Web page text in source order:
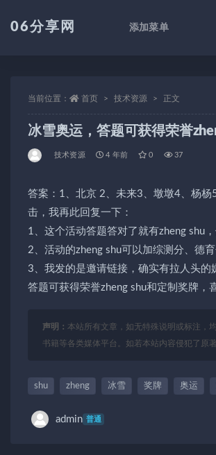
06分享网 添加菜单
当前位置： 首页 技术资源 正文
冰雪奥运，答题可获得荣誉
技术资源 4 年前 0 37
答案：1、北京 2、未来3、墩墩4、杨
击，我再此回复一下：
1、这个活动答题答对了就有zheng shu
2、活动的zheng shu可以加综测分、德
3、我发的是邀请链接，确实有拉人头的
答题可获得荣誉zheng shu和定制奖牌，
声明： 本站所有文章，如无特殊说明或标注，
书籍等各类媒体平台。如若本站内容侵犯了原
shu zheng 冰雪 奖牌 奥运
admin 普通